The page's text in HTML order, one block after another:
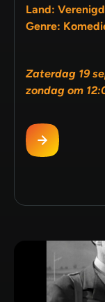
Land:
Genre:
Zaterdag 19
zondag om